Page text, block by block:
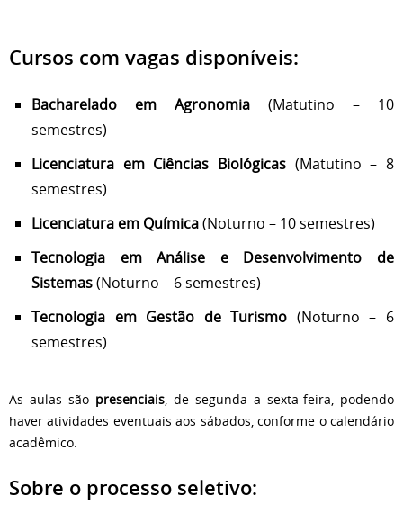
Cursos com vagas disponíveis:
Bacharelado em Agronomia (Matutino – 10
semestres)
Licenciatura em Ciências Biológicas (Matutino – 8
semestres)
Licenciatura em Química(Noturno – 10 semestres)
Tecnologia em Análise e Desenvolvimento de
Sistemas(Noturno – 6 semestres)
Tecnologia em Gestão de Turismo (Noturno – 6
semestres)
As aulas são presenciais, de segunda a sexta-feira, podendo
haver atividades eventuais aos sábados, conforme o calendário
acadêmico.
Sobre o processo seletivo: